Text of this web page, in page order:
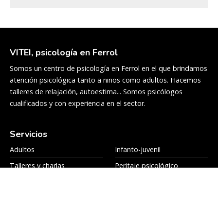
VITEI, psicología en Ferrol
Somos un centro de psicología en Ferrol en el que brindamos
atención psicológica tanto a niños como adultos. Hacemos
talleres de relajación, autoestima... Somos psicólogos
cualificados y con experiencia en el sector.
Servicios
Adultos
Infanto-juvenil
Talleres y charlas
Peritaje psicológico